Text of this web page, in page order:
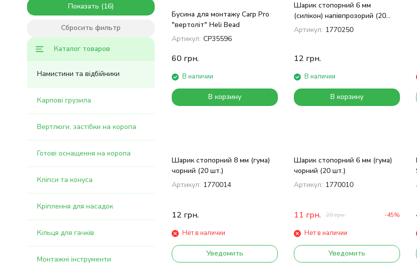
Бусина для монтажу Carp Pro
"вертоліт" Heli Bead
Артикул: CP35596
60 грн.
В наличии
В корзину
Шарик стопорний 6 мм
(силікон) напівпрозорий (20
шт.)
Артикул: 1770250
12 грн.
В наличии
В корзину
Шарик стопорний 8 мм (гума)
чорний (20 шт.)
Артикул: 1770014
12 грн.
Нет в наличии
Уведомить
Шарик стопорний 6 мм (гума)
чорний (20 шт.)
Артикул: 1770010
11 грн. 20грн. -45%
Нет в наличии
Уведомить
Показать
Сбросить фильтр
Каталог товаров
Намистини та відбійники
Карпові грузила
Вертлюги, застібки на коропа
Готові оснащення на коропа
Кліпси та конуса
Кріплення для насадок
Кільця для гачків
Монтажні інструменти